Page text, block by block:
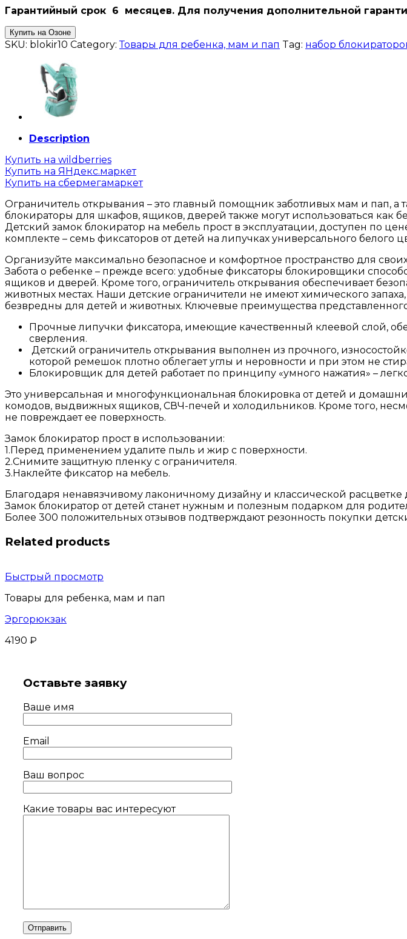
Гарантийный срок 6 месяцев. Для получения дополнительной
Купить на Озоне
SKU: blokir10 Category:Товары для ребенка, мам и пап Tag: набор
Description
Купить на wildberries
Купить на ЯНдекс.маркет
Купить на сбермегамаркет
Ограничитель открывания – это главный помощник заботливых мам и пап,
блокираторы для шкафов, ящиков, дверей также могут использоваться как
Детский замок блокиратор на мебель прост в эксплуатации, доступен по
комплекте – семь фиксаторов от детей на липучках универсального белого
Организуйте максимально безопасное и комфортное пространство для
Забота о ребенке – прежде всего: удобные фиксаторы блокировщики
ящиков и дверей. Кроме того, ограничитель открывания обеспечивает
животных местах. Наши детские ограничители не имеют химического
безвредны для детей и животных. Ключевые преимущества
Прочные липучки фиксатора, имеющие качественный клеевой слой,
сверления.
Детский ограничитель открывания выполнен из прочного,
которой ремешок плотно облегает углы и неровности и при этом не
Блокировщик для детей работает по принципу «умного нажатия» –
Это универсальная и многофункциональная блокировка от детей и
комодов, выдвижных ящиков, СВЧ-печей и холодильников. Кроме того,
не повреждает ее поверхность.
Замок блокиратор прост в использовании:
1.Перед применением удалите пыль и жир с поверхности.
2.Снимите защитную пленку с ограничителя.
3.Наклейте фиксатор на мебель.
Благодаря ненавязчивому лаконичному дизайну и классической
Замок блокиратор от детей станет нужным и полезным подарком для
Более 300 положительных отзывов подтверждают резонность покупки
Related products
Быстрый просмотр
Товары для ребенка, мам и пап
Эргорюкзак
4190 ₽
Оставьте заявку
Ваше имя
Email
Ваш вопрос
Какие товары вас интересуют